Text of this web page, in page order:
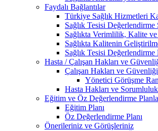
Faydalı Bağlantılar
Türkiye Sağlık Hizmetleri
Sağlık Tesisi Değerlendirme
Sağlıkta Verimlilik, Kalite
Sağlıkta Kalitenin
Sağlık Tesisi Değerlendirme
Hasta / Çalışan Hakları ve
Çalışan Hakları ve Güvenliği
Yönetici Görüşme
Hasta Hakları ve
Eğitim ve Öz Değerlendirme
Eğitim Planı
Öz Değerlendirme Planı
Önerileriniz ve Görüşleriniz